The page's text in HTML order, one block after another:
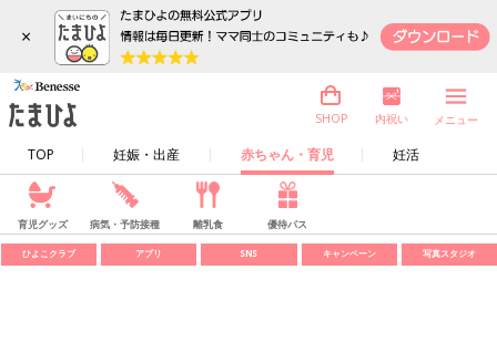
×
TOP 妊娠・出産 赤ちゃん・育児 妊活
SHOP 内祝い メニュー
育児グッズ 病気・予防接種 離乳食 優待パス
ひよこクラブ アプリ SNS キャンペーン 写真スタジオ